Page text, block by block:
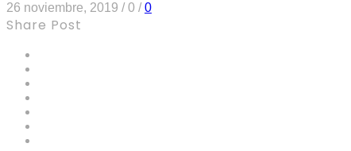
26 noviembre, 2019 / 0 / 0
Share Post